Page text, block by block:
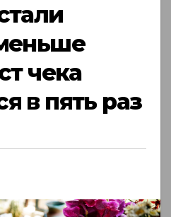
чека
в пять раз